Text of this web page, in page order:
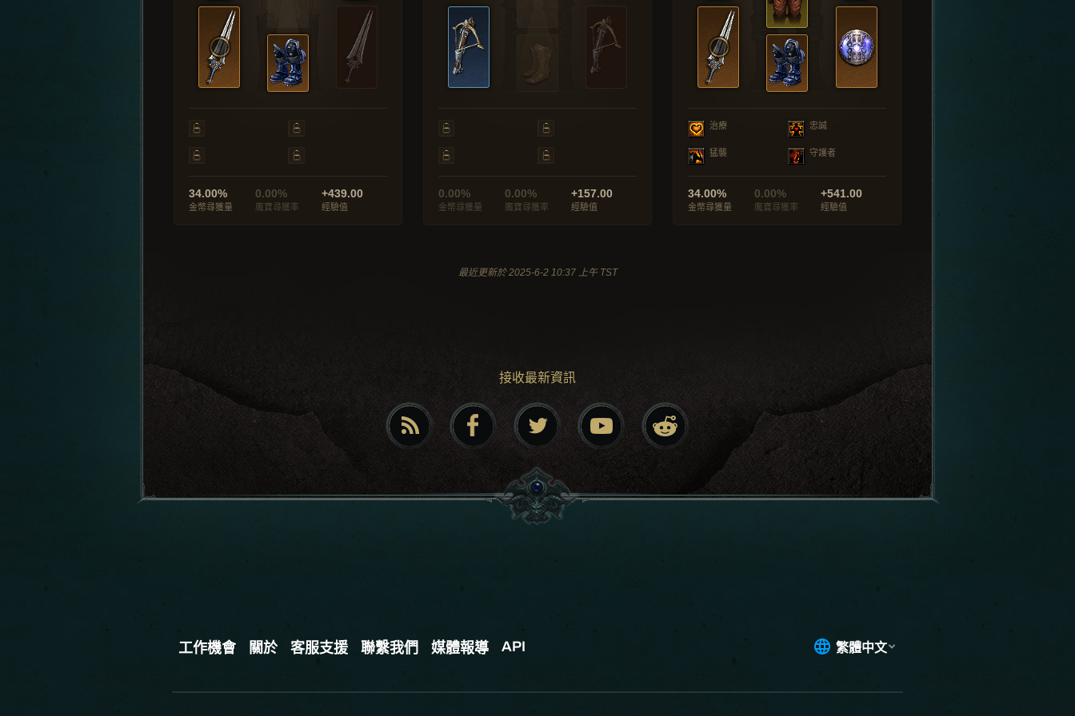
34.00%
金幣尋獲量
0.00%
魔寶尋獲率
+439.00
經驗值
0.00%
金幣尋獲量
0.00%
魔寶尋獲率
+157.00
經驗值
治療 忠誠
猛襲 守護者
34.00%
金幣尋獲量
0.00%
魔寶尋獲率
+541.00
經驗值
最近更新於 2025-6-2 10:37 上午 TST
接收最新資訊